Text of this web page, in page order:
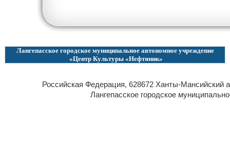
Лангепасское городское муниципальное автономное учреждение
«Центр Культуры «Нефтяник»
Российская Федерация, 628672 Ханты-Мансийский
Лангепасское городское